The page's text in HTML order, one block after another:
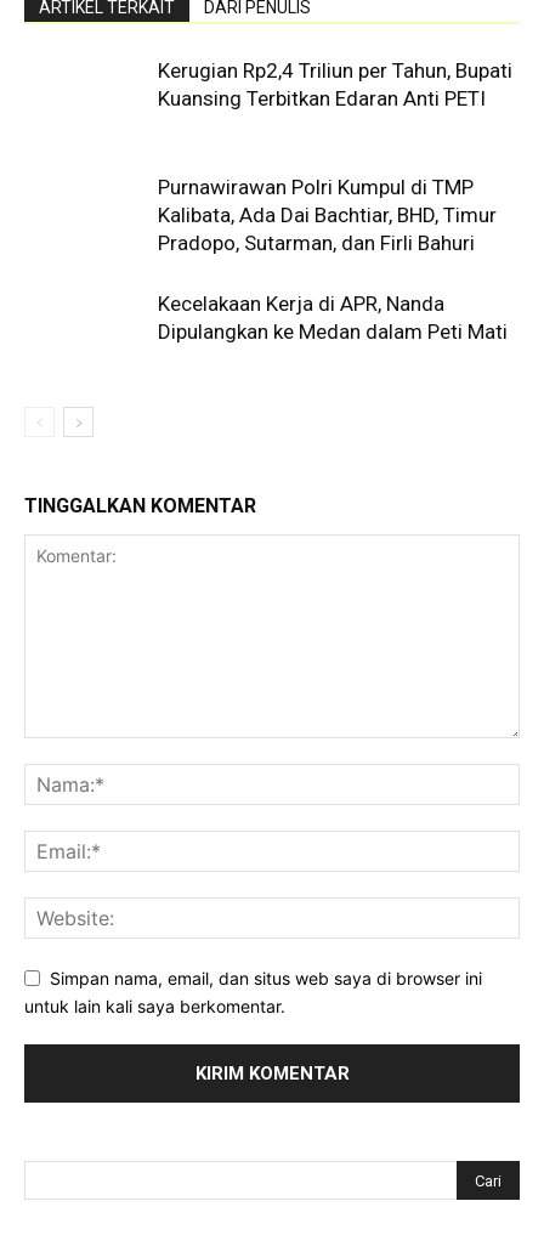
ARTIKEL TERKAIT DARI PENULIS
Kerugian Rp2,4 Triliun per Tahun, Bupati
Kuansing Terbitkan Edaran Anti PETI
Purnawirawan Polri Kumpul di TMP
Kalibata, Ada Dai Bachtiar, BHD, Timur
Pradopo, Sutarman, dan Firli Bahuri
Kecelakaan Kerja di APR, Nanda
Dipulangkan ke Medan dalam Peti Mati
TINGGALKAN KOMENTAR
Simpan nama, email, dan situs web saya di browser ini
untuk lain kali saya berkomentar.